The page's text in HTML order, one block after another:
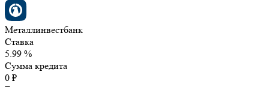
Металлинвестбанк
Ставка
5.99 %
Сумма кредита
0 ₽